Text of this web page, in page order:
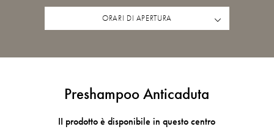
ORARI DI APERTURA
Preshampoo Anticaduta
II prodotto è disponibile in questo centro